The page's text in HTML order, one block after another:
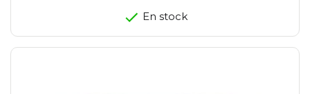
En stock